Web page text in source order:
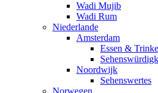
Wadi Mujib
Wadi Rum
Niederlande
Amsterdam
Essen &
Noordwijk
Sehenswertes
Norwegen